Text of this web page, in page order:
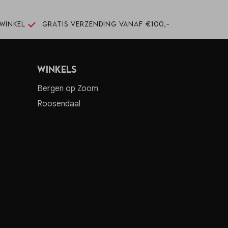
Gratis verzending vanaf €100,-
Winkels
Bergen op Zoom
Roosendaal